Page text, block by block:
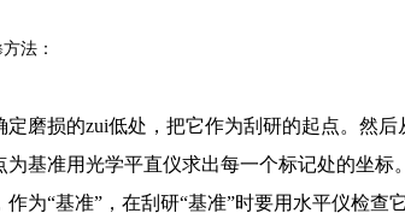
方法：
磨损的zui低处，把它作为刮研的起点。然
基准用光学平直仪求出每一个标记处的坐标
为“基准”，在刮研“基准”时要用水平仪检查